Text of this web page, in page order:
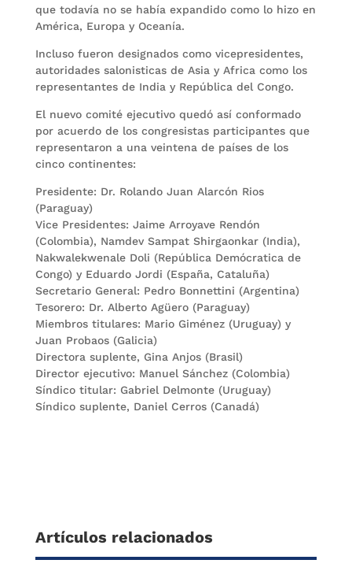
que todavía no se había expandido como lo hizo en
América, Europa y Oceanía.
Incluso fueron designados como vicepresidentes,
autoridades salonisticas de Asia y Africa como los
representantes de India y República del Congo.
El nuevo comité ejecutivo quedó así conformado
por acuerdo de los congresistas participantes que
representaron a una veintena de países de los
cinco continentes:
Presidente: Dr. Rolando Juan Alarcón Rios
(Paraguay)
Vice Presidentes: Jaime Arroyave Rendón
(Colombia), Namdev Sampat Shirgaonkar (India),
Nakwalekwenale Doli (República Demócratica de
Congo) y Eduardo Jordi (España, Cataluña)
Secretario General: Pedro Bonnettini (Argentina)
Tesorero: Dr. Alberto Agüero (Paraguay)
Miembros titulares: Mario Giménez (Uruguay) y
Juan Probaos (Galicia)
Directora suplente, Gina Anjos (Brasil)
Director ejecutivo: Manuel Sánchez (Colombia)
Síndico titular: Gabriel Delmonte (Uruguay)
Síndico suplente, Daniel Cerros (Canadá)
Artículos relacionados